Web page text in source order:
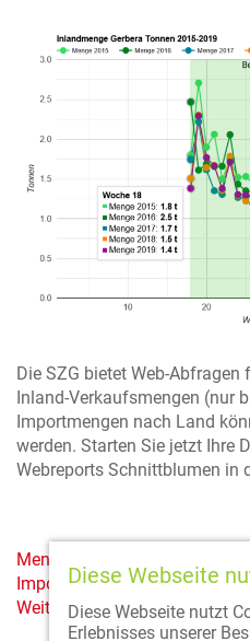
Diese Webseite
Diese Webseite nutzt
Erlebnisses unserer
Die SZG bietet Web-
Inland-Verkaufsmengen (nur
Importmengen nach Land
werden. Starten Sie jetzt Ihre
Webreports Schnittblumen in
Menge Inland
Importe nach Land
Weitere Marktdaten